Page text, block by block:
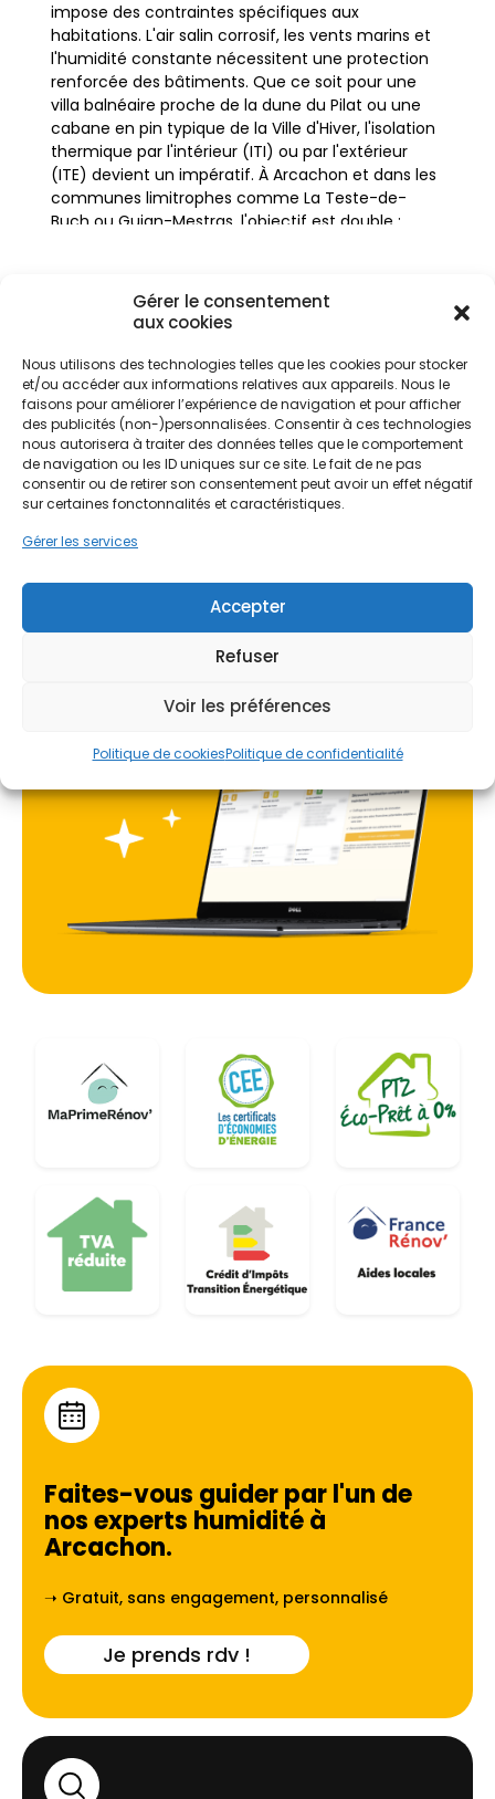
Gérer le consentement
aux cookies
Nous utilisons des technologies telles que les cookies pour stocker
et/ou accéder aux informations relatives aux appareils. Nous le
faisons pour améliorer l’expérience de navigation et pour afficher
des publicités (non-)personnalisées. Consentir à ces technologies
nous autorisera à traiter des données telles que le comportement
de navigation ou les ID uniques sur ce site. Le fait de ne pas
consentir ou de retirer son consentement peut avoir un effet négatif
sur certaines fonctonnalités et caractéristiques.
Gérer les services
Accepter
Refuser
Voir les préférences
Politique de cookiesPolitique de confidentialité
impose des contraintes spécifiques aux
habitations. L'air salin corrosif, les vents marins et
l'humidité constante nécessitent une protection
renforcée des bâtiments. Que ce soit pour une
villa balnéaire proche de la dune du Pilat ou une
cabane en pin typique de la Ville d'Hiver, l'isolation
thermique par l'intérieur (ITI) ou par l'extérieur
(ITE) devient un impératif. À Arcachon et dans les
communes limitrophes comme La Teste-de-
Buch ou Gujan-Mestras, l'objectif est double :
agressions extérieures.
Les déperditions de chaleur par les murs
représentent une part significative de la facture
énergétique. Dans une région où les hivers
peuvent être humides et venteux, une isolation
mal conçue entraîne des ponts thermiques et
une surconsommation de chauffage. L'isolation
thermique permet de réguler la température
sous nos latitudes et conservant la chaleur durant
maisons anciennes ou de constructions récentes
en bois régional, choisir entre une ITE et une ITI est
patrimoine immobilier.
Ne passez pas à côté de vos
aides !
Faites vite, les budgets
MaPrimeRénov' sont annuels et
limités. Les dossiers sont traités
Contactez-nous maintenant
pour maximiser vos aides !
Je prends rdv !
Faites-vous guider par l'un de
nos experts humidité à
Arcachon.
➝ Gratuit, sans engagement, personnalisé
Je prends rdv !